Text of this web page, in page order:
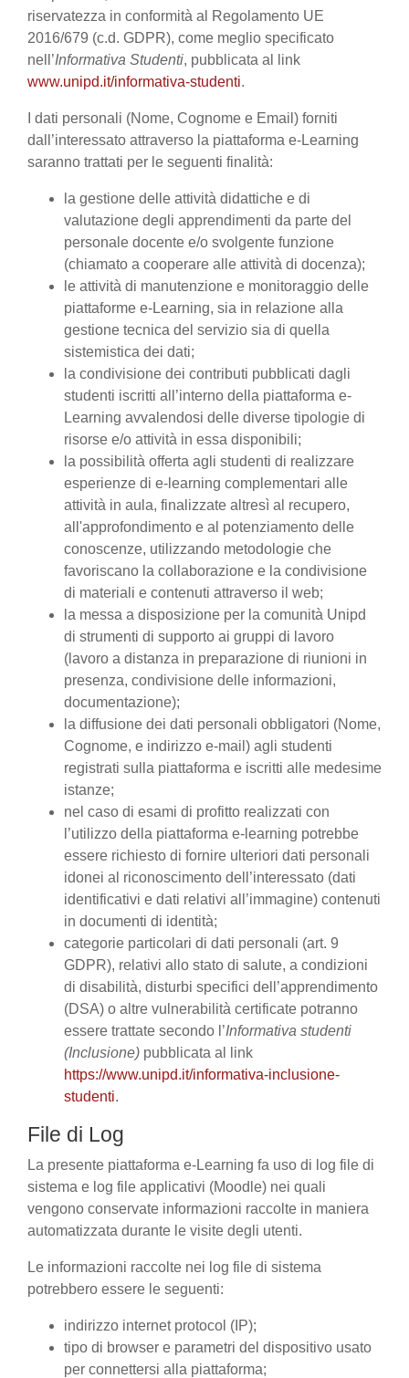
riservatezza in conformità al Regolamento UE
2016/679 (c.d. GDPR), come meglio specificato
nell’Informativa Studenti, pubblicata al link
www.unipd.it/informativa-studenti.
I dati personali (Nome, Cognome e Email) forniti
dall’interessato attraverso la piattaforma e-Learning
saranno trattati per le seguenti finalità:
la gestione delle attività didattiche e di
valutazione degli apprendimenti da parte del
personale docente e/o svolgente funzione
(chiamato a cooperare alle attività di docenza);
le attività di manutenzione e monitoraggio delle
piattaforme e-Learning, sia in relazione alla
gestione tecnica del servizio sia di quella
sistemistica dei dati;
la condivisione dei contributi pubblicati dagli
studenti iscritti all’interno della piattaforma e-
Learning avvalendosi delle diverse tipologie di
risorse e/o attività in essa disponibili;
la possibilità offerta agli studenti di realizzare
esperienze di e-learning complementari alle
attività in aula, finalizzate altresì al recupero,
all'approfondimento e al potenziamento delle
conoscenze, utilizzando metodologie che
favoriscano la collaborazione e la condivisione
di materiali e contenuti attraverso il web;
la messa a disposizione per la comunità Unipd
di strumenti di supporto ai gruppi di lavoro
(lavoro a distanza in preparazione di riunioni in
presenza, condivisione delle informazioni,
documentazione);
la diffusione dei dati personali obbligatori (Nome,
Cognome, e indirizzo e-mail) agli studenti
registrati sulla piattaforma e iscritti alle medesime
istanze;
nel caso di esami di profitto realizzati con
l’utilizzo della piattaforma e-learning potrebbe
essere richiesto di fornire ulteriori dati personali
idonei al riconoscimento dell’interessato (dati
identificativi e dati relativi all’immagine) contenuti
in documenti di identità;
categorie particolari di dati personali (art. 9
GDPR), relativi allo stato di salute, a condizioni
di disabilità, disturbi specifici dell’apprendimento
(DSA) o altre vulnerabilità certificate potranno
essere trattate secondo l’Informativa studenti
(Inclusione) pubblicata al link
https://www.unipd.it/informativa-inclusione-
studenti.
File di Log
La presente piattaforma e-Learning fa uso di log file di
sistema e log file applicativi (Moodle) nei quali
vengono conservate informazioni raccolte in maniera
automatizzata durante le visite degli utenti.
Le informazioni raccolte nei log file di sistema
potrebbero essere le seguenti:
indirizzo internet protocol (IP);
tipo di browser e parametri del dispositivo usato
per connettersi alla piattaforma;